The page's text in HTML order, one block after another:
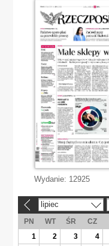
Wydanie: 12925
lipiec
PN WT ŚR CZ
1
2 3 4